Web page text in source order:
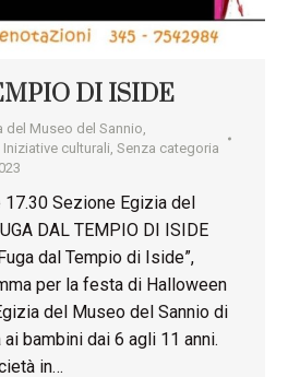
DI ISIDE
del Museo del Sannio
Iniziative culturali Senza categoria
Sezione Egizia del
DAL TEMPIO DI ISIDE
dal Tempio di Iside”,
per la festa di Halloween
del Museo del Sannio di
bambini dai 6 agli 11 anni.
in…